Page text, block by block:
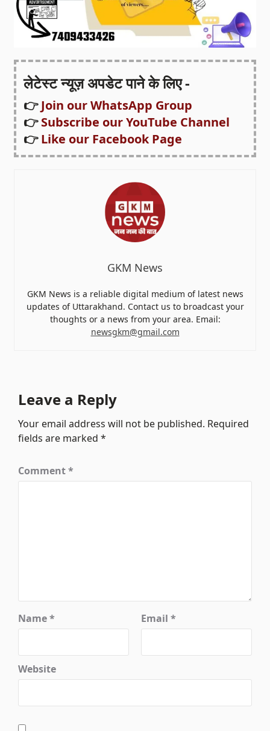
लेटेस्ट न्यूज़ अपडेट पाने के लिए -
👉Join our WhatsApp Group
👉Subscribe our YouTube Channel
👉Like our Facebook Page
GKM News
GKM News is a reliable digital medium of latest news
updates of Uttarakhand. Contact us to broadcast your
thoughts or a news from your area. Email:
newsgkm@gmail.com
Leave a Reply
Your email address will not be published. Required
fields are marked*
Comment*
Name* Email *
Website